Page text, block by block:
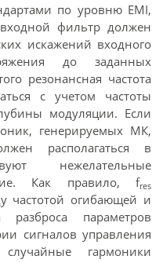
по уровню EMI,
фильтр должен
искажений входного
до заданных
резонансная частота
с учетом частоты
модуляции. Если
генерируемых МК,
располагаться в
нежелательные
Как правило, fres
частотой огибающей и
параметров
сигналов управления
гармоники